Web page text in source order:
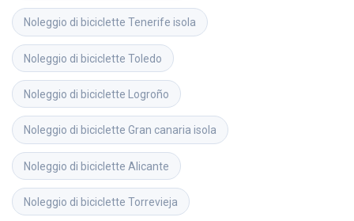
Noleggio di biciclette Tenerife isola
Noleggio di biciclette Toledo
Noleggio di biciclette Logroño
Noleggio di biciclette Gran canaria isola
Noleggio di biciclette Alicante
Noleggio di biciclette Torrevieja